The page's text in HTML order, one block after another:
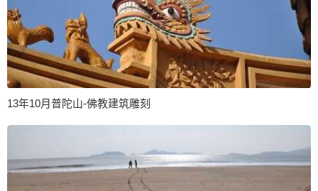
13年10月普陀山-佛教建筑雕刻